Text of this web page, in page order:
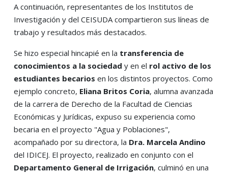
A continuación, representantes de los Institutos de
Investigación y del CEISUDA compartieron sus líneas de
trabajo y resultados más destacados.
Se hizo especial hincapié en la transferencia de
conocimientos a la sociedad y en el rol activo de los
estudiantes becarios en los distintos proyectos. Como
ejemplo concreto, Eliana Britos Coria, alumna avanzada
de la carrera de Derecho de la Facultad de Ciencias
Económicas y Jurídicas, expuso su experiencia como
becaria en el proyecto "Agua y Poblaciones",
acompañado por su directora, la Dra. Marcela Andino
del IDICEJ. El proyecto, realizado en conjunto con el
Departamento General de Irrigación, culminó en una